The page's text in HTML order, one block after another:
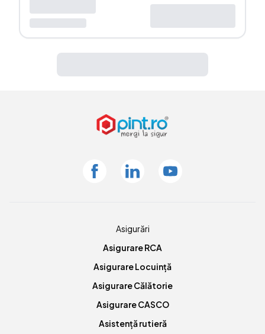
FacebookLinkedin Youtube
Asigurări
Asigurare RCA
Asigurare Locuință
Asigurare Călătorie
Asigurare CASCO
Asistență rutieră